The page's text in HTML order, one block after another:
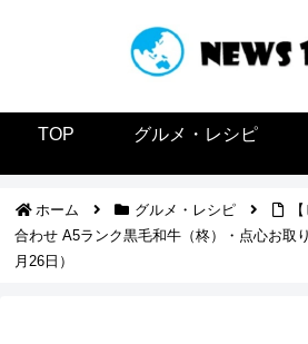
TOP グルメ・レシピ
ホーム グルメ・レシピ
合わせ A5ランク黒毛和牛（柊）・点心お取
月26日）